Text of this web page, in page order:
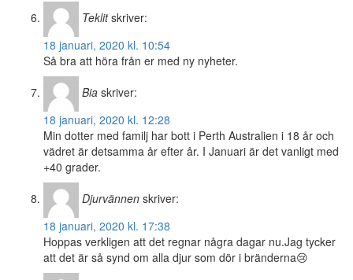
Teklit skriver:
18 januari, 2020 kl. 10:54
Så bra att höra från er med ny nyheter.
Bia skriver:
18 januari, 2020 kl. 12:28
Min dotter med familj har bott i Perth Australien i 18 år och
vädret är detsamma år efter år. I Januari är det vanligt med
+40 grader.
Djurvännen skriver:
18 januari, 2020 kl. 17:38
Hoppas verkligen att det regnar några dagar nu.Jag tycker
att det är så synd om alla djur som dör i bränderna😢